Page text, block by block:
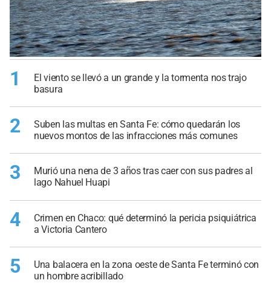
1
El viento se llevó a un grande y la tormenta nos trajo
basura
2
Suben las multas en Santa Fe: cómo quedarán los
nuevos montos de las infracciones más comunes
3
Murió una nena de 3 años tras caer con sus padres al
lago Nahuel Huapi
4
Crimen en Chaco: qué determinó la pericia psiquiátrica
a Victoria Cantero
5
Una balacera en la zona oeste de Santa Fe terminó con
un hombre acribillado